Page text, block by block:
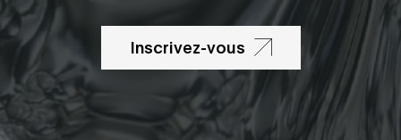
Inscrivez-vous